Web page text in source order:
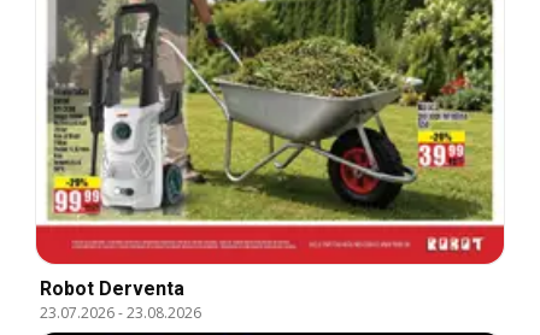
Robot Derventa
23.07.2026-23.08.2026